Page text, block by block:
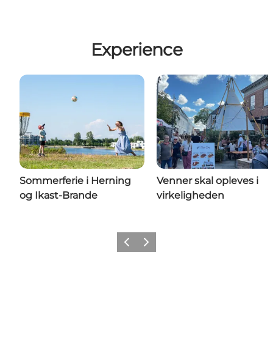
Experience
Sommerferie i Herning
og Ikast-Brande
Venner skal opleves i
virkeligheden
Forrige billede
Næste billede